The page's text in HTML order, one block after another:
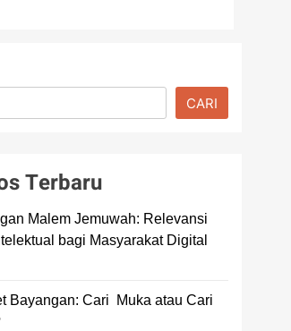
CARI
Terbaru
Malem Jemuwah: Relevansi
bagi Masyarakat Digital
Bayangan: Cari Muka atau Cari